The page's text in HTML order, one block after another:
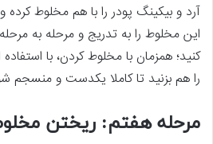
آرد و بیکینگ پودر را با هم مخلوط
این مخلوط را به تدریج و مرحله به
کنید؛ همزمان با مخلوط کردن، با
را هم بزنید تا کاملا یکدست و منسجم
مرحله هفتم: ریختن